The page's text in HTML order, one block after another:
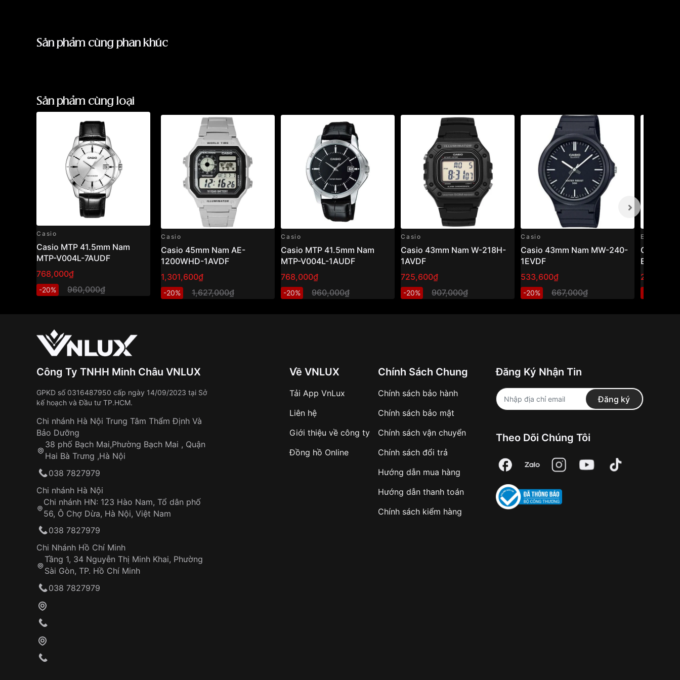
Sản phẩm cùng phân khúc
Sản phẩm cùng loại
Casio
Casio MTP 41.5mm Nam
MTP-V004L-7AUDF
768,000₫
-20% 960,000₫
Casio
Casio 45mm Nam AE-
1200WHD-1AVDF
1,301,600₫
-20% 1,627,000₫
Casio
Casio MTP 41.5mm Nam
MTP-V004L-1AUDF
768,000₫
-20% 960,000₫
Casio
Casio 43mm Nam W-218H-
1AVDF
725,600₫
-20% 907,000₫
Casio
Casio 43mm Nam MW-240-
1EVDF
533,600₫
-20% 667,000₫
Edifice
Casio
EFR-
Công Ty TNHH Minh Châu VNLUX
GPKD số 0316487950 cấp ngày 14/09/2023 tại Sở
kế hoạch và Đầu tư TP.HCM.
Chi nhánh Hà Nội Trung Tâm Thẩm Định Và
Bảo Dưỡng
38 phố Bạch Mai,Phường Bạch Mai , Quận
Hai Bà Trưng ,Hà Nội
038 7827979
Chi nhánh Hà Nội
Chi nhánh HN: 123 Hào Nam, Tổ dân phố
56, Ô Chợ Dừa, Hà Nội, Việt Nam
038 7827979
Chi Nhánh Hồ Chí Minh
Tầng 1, 34 Nguyễn Thị Minh Khai, Phường
Sài Gòn, TP. Hồ Chí Minh
038 7827979
Về VNLUX
Tải App VnLux
Liên hệ
Giới thiệu về công ty
Đồng hồ Online
Chính Sách Chung
Chính sách bảo hành
Chính sách bảo mật
Chính sách vận chuyển
Chính sách đổi trả
Hướng dẫn mua hàng
Hướng dẫn thanh toán
Chính sách kiểm hàng
Đăng Ký Nhận Tin
Đăng ký
Theo Dõi Chúng Tôi